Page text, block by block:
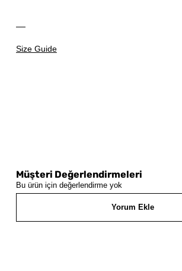
Size Guide
Müşteri Değerlendirmeleri
Bu ürün için değerlendirme yok
Yorum Ekle